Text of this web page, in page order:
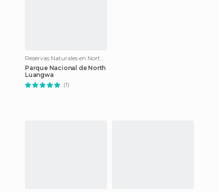
Reservas Naturales en North Luangwa National Park
Parque Nacional de North
Luangwa
(1)